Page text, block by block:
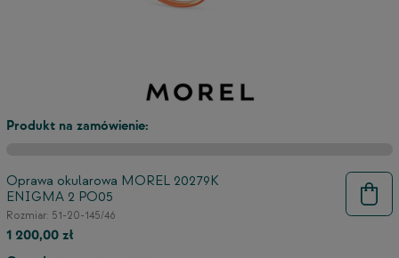
Produkt na zamówienie:
Oprawa okularowa MOREL 20279K
ENIGMA 2 PO05
Rozmiar: 51-20-145/46
1 200,00 zł